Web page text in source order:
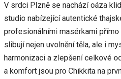
V srdci Plzně se nachází oáza
studio nabízející autentické
profesionálními masérkami
slibují nejen uvolnění těla, ale i
harmonizaci a zlepšení celkové
a komfort jsou pro Chikkita na